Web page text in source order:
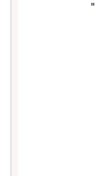
            "